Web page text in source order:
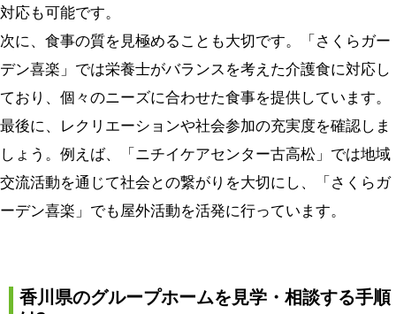
対応も可能です。
次に、食事の質を見極めることも大切です。「さくらガー
デン喜楽」では栄養士がバランスを考えた介護食に対応し
ており、個々のニーズに合わせた食事を提供しています。
最後に、レクリエーションや社会参加の充実度を確認しま
しょう。例えば、「ニチイケアセンター古高松」では地域
交流活動を通じて社会との繋がりを大切にし、「さくらガ
ーデン喜楽」でも屋外活動を活発に行っています。
香川県のグループホームを見学・相談する手順